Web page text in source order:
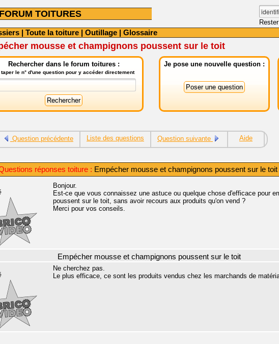
FORUM TOITURES
| Toute la toiture | Outillage | Glossaire
mousse et champignons poussent sur le toit
Rechercher dans le forum toitures :
taper le n° d'une question pour y accéder directement
Je pose une nouvelle question :
Question précédente Liste des questions Question suivante Aide
réponses toiture : Empécher mousse et champignons poussent sur le toit
Bonjour.
Est-ce que vous connaissez une astuce ou quelque chose d'efficace pour
poussent sur le toit, sans avoir recours aux produits qu'on vend ?
Merci pour vos conseils.
Empécher mousse et champignons poussent sur le toit
Ne cherchez pas.
Le plus efficace, ce sont les produits vendus chez les marchands de